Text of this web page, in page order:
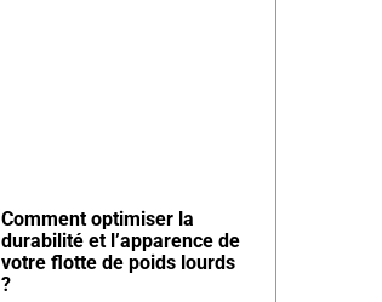
Comment optimiser la
durabilité et l’apparence de
votre flotte de poids lourds
?